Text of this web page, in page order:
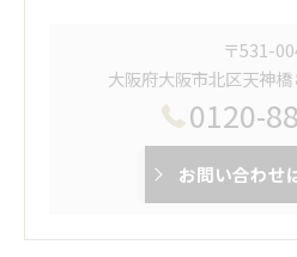
〒531-
大阪府大阪市北区天神
0120-
お問い合わせ